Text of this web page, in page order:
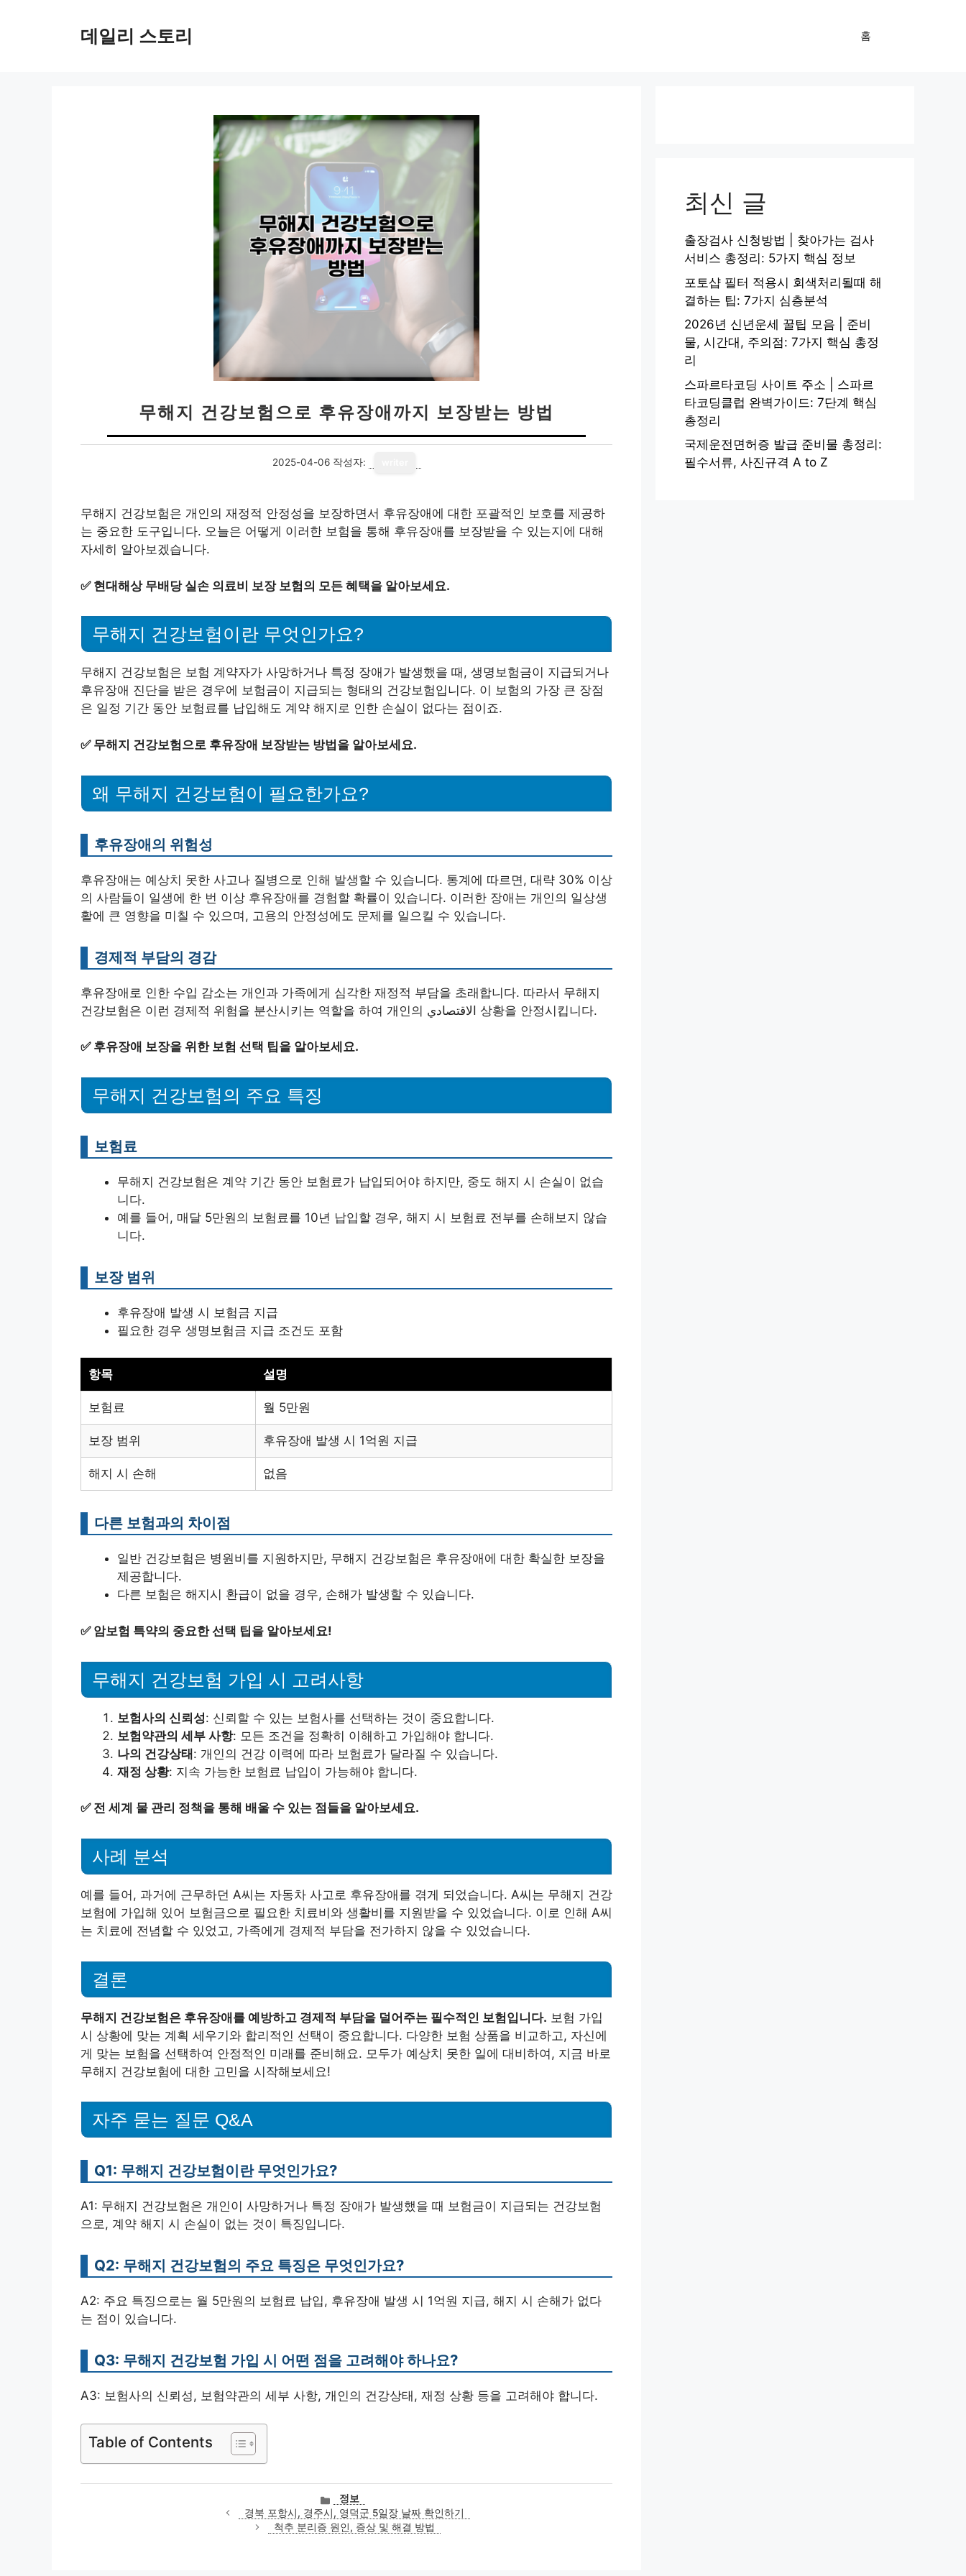
데일리 스토리 홈
무해지 건강보험으로 후유장애까지 보장받는 방법
2025-04-06 작성자:
무해지 건강보험은 개인의 재정적 안정성을 보장하면서 후유장애에 대한 포괄적인 보호를 제공하
는 중요한 도구입니다. 오늘은 어떻게 이러한 보험을 통해 후유장애를 보장받을 수 있는지에 대해
자세히 알아보겠습니다.
✅ 현대해상 무배당 실손 의료비 보장 보험의 모든 혜택을 알아보세요.
무해지 건강보험이란 무엇인가요?
무해지 건강보험은 보험 계약자가 사망하거나 특정 장애가 발생했을 때, 생명보험금이 지급되거나
후유장애 진단을 받은 경우에 보험금이 지급되는 형태의 건강보험입니다. 이 보험의 가장 큰 장점
은 일정 기간 동안 보험료를 납입해도 계약 해지로 인한 손실이 없다는 점이죠.
✅ 무해지 건강보험으로 후유장애 보장받는 방법을 알아보세요.
왜 무해지 건강보험이 필요한가요?
후유장애의 위험성
후유장애는 예상치 못한 사고나 질병으로 인해 발생할 수 있습니다. 통계에 따르면, 대략 30% 이상
의 사람들이 일생에 한 번 이상 후유장애를 경험할 확률이 있습니다. 이러한 장애는 개인의 일상생
활에 큰 영향을 미칠 수 있으며, 고용의 안정성에도 문제를 일으킬 수 있습니다.
경제적 부담의 경감
후유장애로 인한 수입 감소는 개인과 가족에게 심각한 재정적 부담을 초래합니다. 따라서 무해지
건강보험은 이런 경제적 위험을 분산시키는 역할을 하여 개인의 الاقتصادي 상황을 안정시킵니다.
✅ 후유장애 보장을 위한 보험 선택 팁을 알아보세요.
무해지 건강보험의 주요 특징
보험료
무해지 건강보험은 계약 기간 동안 보험료가 납입되어야 하지만, 중도 해지 시 손실이 없습
니다.
예를 들어, 매달 5만원의 보험료를 10년 납입할 경우, 해지 시 보험료 전부를 손해보지 않습
니다.
보장 범위
후유장애 발생 시 보험금 지급
필요한 경우 생명보험금 지급 조건도 포함
항목 설명
보험료 월 5만원
보장 범위 후유장애 발생 시 1억원 지급
해지 시 손해 없음
다른 보험과의 차이점
일반 건강보험은 병원비를 지원하지만, 무해지 건강보험은 후유장애에 대한 확실한 보장을
제공합니다.
다른 보험은 해지시 환급이 없을 경우, 손해가 발생할 수 있습니다.
✅ 암보험 특약의 중요한 선택 팁을 알아보세요!
무해지 건강보험 가입 시 고려사항
보험사의 신뢰성: 신뢰할 수 있는 보험사를 선택하는 것이 중요합니다.
보험약관의 세부 사항: 모든 조건을 정확히 이해하고 가입해야 합니다.
나의 건강상태: 개인의 건강 이력에 따라 보험료가 달라질 수 있습니다.
재정 상황: 지속 가능한 보험료 납입이 가능해야 합니다.
✅ 전 세계 물 관리 정책을 통해 배울 수 있는 점들을 알아보세요.
사례 분석
예를 들어, 과거에 근무하던 A씨는 자동차 사고로 후유장애를 겪게 되었습니다. A씨는 무해지 건강
보험에 가입해 있어 보험금으로 필요한 치료비와 생활비를 지원받을 수 있었습니다. 이로 인해 A씨
는 치료에 전념할 수 있었고, 가족에게 경제적 부담을 전가하지 않을 수 있었습니다.
결론
무해지 건강보험은 후유장애를 예방하고 경제적 부담을 덜어주는 필수적인 보험입니다. 보험 가입
시 상황에 맞는 계획 세우기와 합리적인 선택이 중요합니다. 다양한 보험 상품을 비교하고, 자신에
게 맞는 보험을 선택하여 안정적인 미래를 준비해요. 모두가 예상치 못한 일에 대비하여, 지금 바로
무해지 건강보험에 대한 고민을 시작해보세요!
자주 묻는 질문 Q&A
Q1: 무해지 건강보험이란 무엇인가요?
A1: 무해지 건강보험은 개인이 사망하거나 특정 장애가 발생했을 때 보험금이 지급되는 건강보험
으로, 계약 해지 시 손실이 없는 것이 특징입니다.
Q2: 무해지 건강보험의 주요 특징은 무엇인가요?
A2: 주요 특징으로는 월 5만원의 보험료 납입, 후유장애 발생 시 1억원 지급, 해지 시 손해가 없다
는 점이 있습니다.
Q3: 무해지 건강보험 가입 시 어떤 점을 고려해야 하나요?
A3: 보험사의 신뢰성, 보험약관의 세부 사항, 개인의 건강상태, 재정 상황 등을 고려해야 합니다.
Table of Contents
카
테
고
정보
경북 포항시, 경주시, 영덕군 5일장 날짜 확인하기
척추 분리증 원인, 증상 및 해결 방법
최신 글
출장검사 신청방법 | 찾아가는 검사
서비스 총정리: 5가지 핵심 정보
포토샵 필터 적용시 회색처리될때 해
결하는 팁: 7가지 심층분석
2026년 신년운세 꿀팁 모음 | 준비
물, 시간대, 주의점: 7가지 핵심 총정
리
스파르타코딩 사이트 주소 | 스파르
타코딩클럽 완벽가이드: 7단계 핵심
총정리
국제운전면허증 발급 준비물 총정리:
필수서류, 사진규격 A to Z